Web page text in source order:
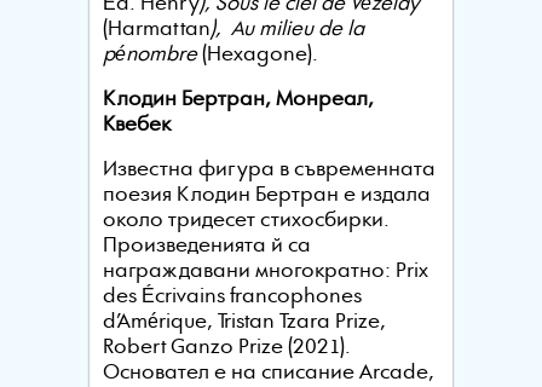
Éd. Henry), Sous le ciel de Vézelay
(Harmattan), Au milieu de la
pénombre (Hexagone).
Клодин Бертран, Монреал,
Квебек
Известна фигура в съвременната
поезия Клодин Бертран е издала
около тридесет стихосбирки.
Произведенията й са
награждавани многократно: Prix
des Écrivains francophones
d’Amérique, Tristan Tzara Prize,
Robert Ganzo Prize (2021).
Основател е на списание Arcade,